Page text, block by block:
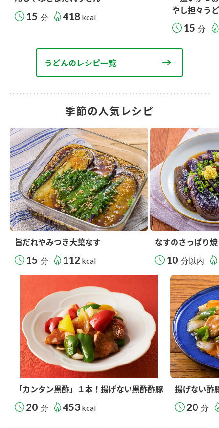
15 分 418 kcal
やし担々う
15 分
うどんのレシピ一覧
季節の人気レシピ
旨だれやみつき大葉なす
15 分 112 kcal
なすのさっぱり
10 分以内
「カンタン黒酢」１本！揚げない黒酢酢豚
20 分 453 kcal
揚げない酢
20 分